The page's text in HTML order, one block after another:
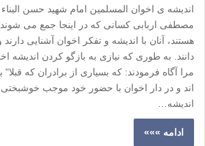
اندیشه ی اخوان المسلمین امام شهید حسن
مصطفی اربابی کسانی که در اینجا جمع می شوند
هستند، آنان با اندیشه و تفکر اخوان آشنایی
دانند. به طوری که نیازی به بازگو کردن اندیشه
مرا آگاه فرمودند: که بسیاری از برادران که قبلا"
اند و در دار اخوان با حضور خود موجب خوشبختی
اندیشه…
ادامه »»»